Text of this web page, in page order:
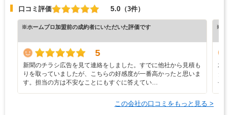
口コミ評価 5.0 （3件）
※ホームプロ加盟前の成約者にいただいた評価です
5
新聞のチラシ広告を見て連絡をしました。すでに他社から見積も
りを取っていましたが、こちらの好感度が一番高かったと思いま
す。担当の方は不安なことにもすぐに答えてい…
※ホ
水
タ
長
この会社の口コミをもっと見る >